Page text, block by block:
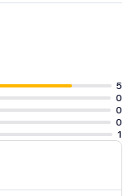
5
0
0
0
1